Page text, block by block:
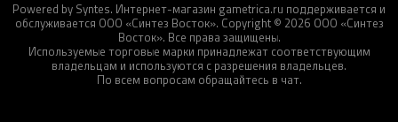
Powered by Syntes. Интернет-магазин gametrica.ru поддерживается и
обслуживается ООО «Синтез Восток». Copyright © 2026 ООО «Синтез
Восток». Все права защищены.
Используемые торговые марки принадлежат соответствующим
владельцам и используются с разрешения владельцев.
По всем вопросам обращайтесь в чат.